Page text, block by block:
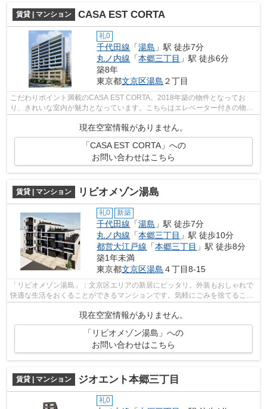
賃貸 | マンション CASA EST CORTA
礼0
千代田線 「湯島 」駅 徒歩7分
丸ノ内線 「本郷三丁目 」駅 徒歩6分
築8年
東京都文京区湯島 ２丁目
こだわりポイント満載のCASA EST CORTA。2018年築の物件となってお
り、きれいな室内が魅力となっています。こちらはエレベーター付きの物件
現在空室情報がありません。
「CASA EST CORTA」への
お問い合わせはこちら
賃貸 | マンション リビオメゾン湯島
礼0 新築
千代田線 「湯島 」駅 徒歩7分
丸ノ内線 「本郷三丁目 」駅 徒歩10分
都営大江戸線 「本郷三丁目 」駅 徒歩8分
築1年未満
東京都文京区湯島 ４丁目8-15
「リビオメゾン湯島」：文京区エリアの新居にピッタリ。外装もおしゃれで
快適な生活をおくることができるマンションです。気軽にごみを捨てること
現在空室情報がありません。
「リビオメゾン湯島」への
お問い合わせはこちら
賃貸 | マンション ジオエント本郷三丁目
礼0